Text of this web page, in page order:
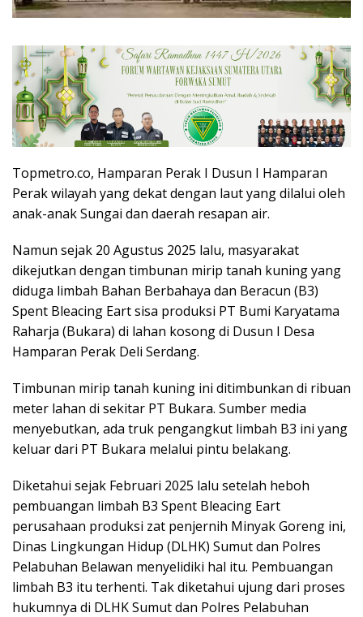
Topmetro.co, Hamparan Perak I Dusun I Hamparan
Perak wilayah yang dekat dengan laut yang dilalui oleh
anak-anak Sungai dan daerah resapan air.
Namun sejak 20 Agustus 2025 lalu, masyarakat
dikejutkan dengan timbunan mirip tanah kuning yang
diduga limbah Bahan Berbahaya dan Beracun (B3)
Spent Bleacing Eart sisa produksi PT Bumi Karyatama
Raharja (Bukara) di lahan kosong di Dusun I Desa
Hamparan Perak Deli Serdang.
Timbunan mirip tanah kuning ini ditimbunkan di ribuan
meter lahan di sekitar PT Bukara. Sumber media
menyebutkan, ada truk pengangkut limbah B3 ini yang
keluar dari PT Bukara melalui pintu belakang.
Diketahui sejak Februari 2025 lalu setelah heboh
pembuangan limbah B3 Spent Bleacing Eart
perusahaan produksi zat penjernih Minyak Goreng ini,
Dinas Lingkungan Hidup (DLHK) Sumut dan Polres
Pelabuhan Belawan menyelidiki hal itu. Pembuangan
limbah B3 itu terhenti. Tak diketahui ujung dari proses
hukumnya di DLHK Sumut dan Polres Pelabuhan